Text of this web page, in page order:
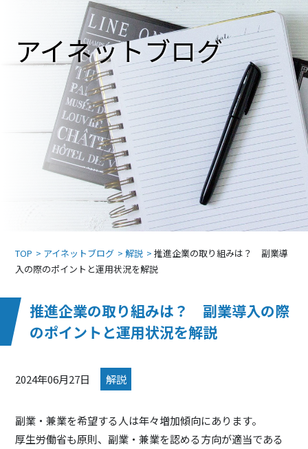
アイネットブログ
TOP アイネットブログ 解説
推進企業の取り組みは？ 副業導
入の際のポイントと運用状況を解説
推進企業の取り組みは？ 副業導入の際
のポイントと運用状況を解説
2024年06月27日 解説
副業・兼業を希望する人は年々増加傾向にあります。
厚生労働省も原則、副業・兼業を認める方向が適当である